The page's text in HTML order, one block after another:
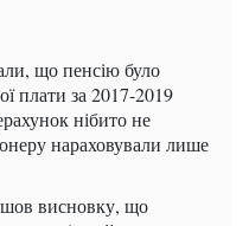
що пенсію було
плати за 2017-2019
нібито не
нараховували лише
висновку, що